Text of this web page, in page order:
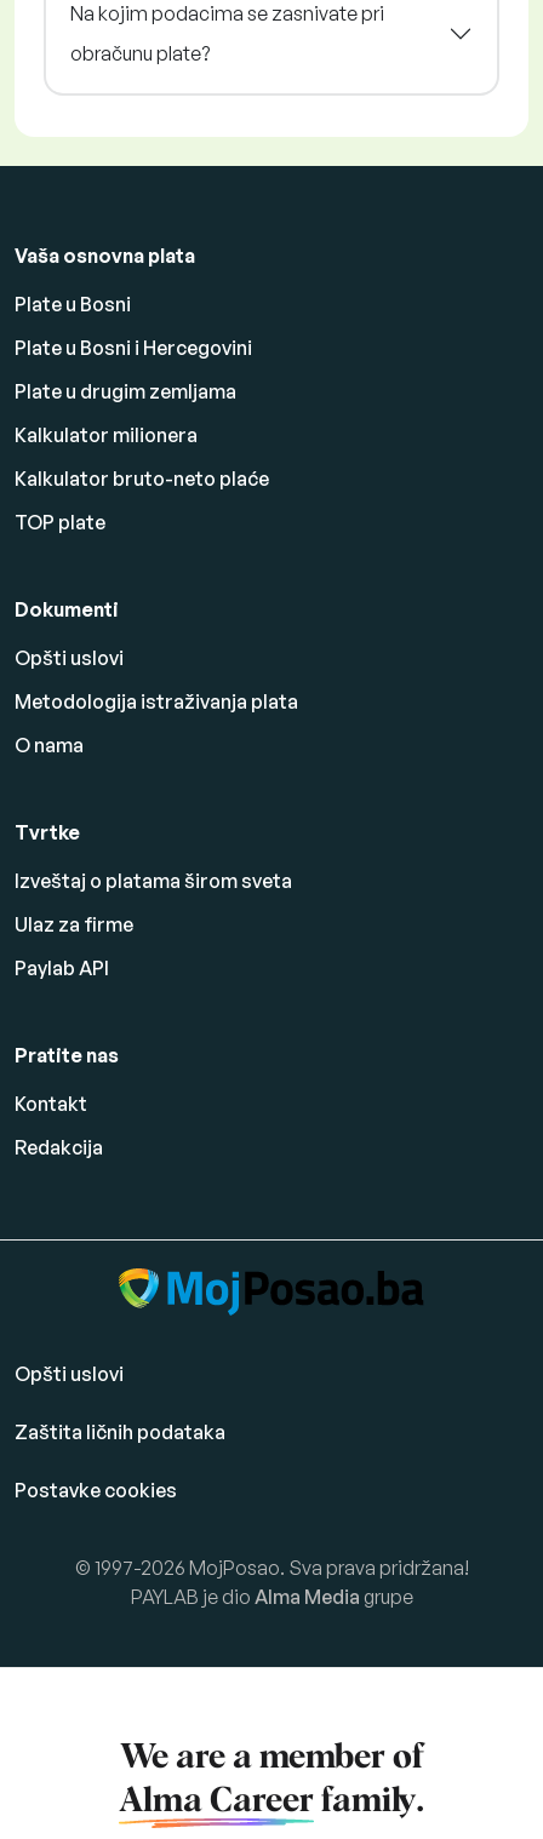
Na kojim podacima se zasnivate pri
obračunu plate?
Vaša osnovna plata
Plate u Bosni
Plate u Bosni i Hercegovini
Plate u drugim zemljama
Kalkulator milionera
Kalkulator bruto-neto plaće
TOP plate
Dokumenti
Opšti uslovi
Metodologija istraživanja plata
O nama
Tvrtke
Izveštaj o platama širom sveta
Ulaz za firme
Paylab API
Pratite nas
Kontakt
Redakcija
Opšti uslovi
Zaštita ličnih podataka
Postavke cookies
© 1997-2026 MojPosao. Sva prava pridržana!
PAYLAB je dio Alma Media grupe
We are a member of
Alma Career family.